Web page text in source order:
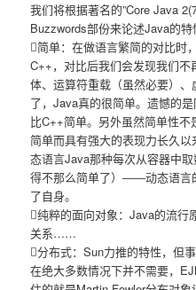
我们将根据著名的”Core Java
Buzzwords部份来论述Java的特
简单：在做语言繁简的对比时
C++，对比后我们会发现我们
体、运算符重载（虽然必要）
了，Java真的很简单。遗憾的
比C++简单。另外虽然简单性
简单而具有强大的表现力长久
态语言Java那种每次从容器中
得不那么简单了）――动态语言
了自身。
纯粹的面向对象：Java的流行
关系……
分布式：Sun力推的特性，但
在绝大多数情况下并不需要，